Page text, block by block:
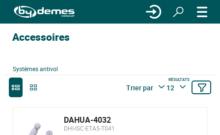
Accessoires
Systèmes antivol
Trier par
RÉSULTATS
12
DAHUA-4032
DHI-ISC-ETA5-T041